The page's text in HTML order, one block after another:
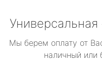
Мы берем оплату от
наличный или